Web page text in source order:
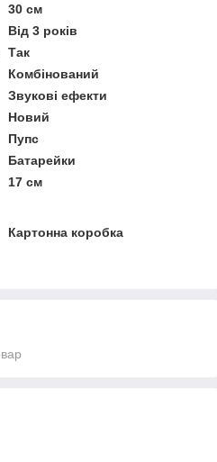
30 см
Від 3 років
Так
Комбінований
Звукові ефекти
Новий
Пупс
Батарейки
17 см
Картонна коробка